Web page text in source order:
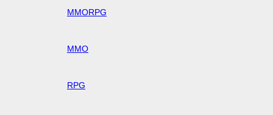
MMORPG
MMO
RPG